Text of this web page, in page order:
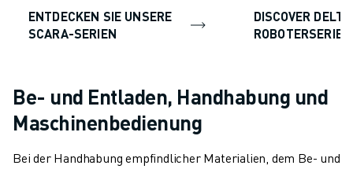
ENTDECKEN SIE UNSERE
SCARA-SERIEN
DISCOVER
ROBOTERSERIE
Be- und Entladen, Handhabung und
Maschinenbedienung
Bei der Handhabung empfindlicher Materialien, dem Be- und